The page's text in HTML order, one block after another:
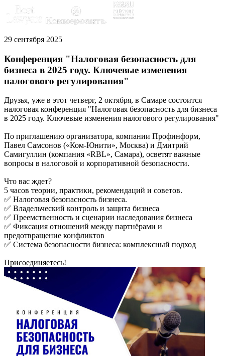
29 сентября 2025
Конференция "Налоговая безопасность для
бизнеса в 2025 году. Ключевые изменения
налогового регулирования"
Друзья, уже в этот четверг, 2 октября, в Самаре состоится
налоговая конференция "Налоговая безопасность для бизнеса
в 2025 году. Ключевые изменения налогового регулирования"
По приглашению организатора, компании Профинформ,
Павел Самсонов («Ком-Юнити», Москва) и Дмитрий
Самигуллин (компания «RBL», Самара), осветят важные
вопросы в налоговой и корпоративной безопасности.
Что вас ждет?
5 часов теории, практики, рекомендаций и советов.
✅ Налоговая безопасность бизнеса.
✅ Владельческий контроль и защита бизнеса
✅ Преемственность и сценарии наследования бизнеса
✅ Фиксация отношений между партнёрами и
предотвращение конфликтов
✅ Система безопасности бизнеса: комплексный подход
Присоединяетесь!